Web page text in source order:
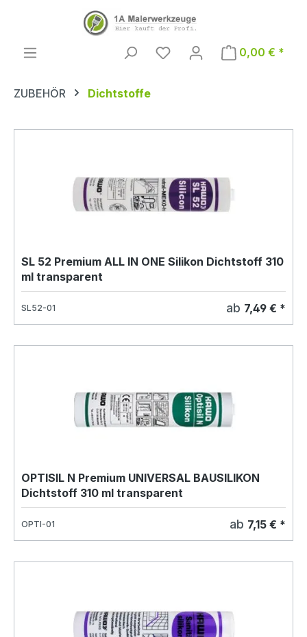
Zum Hauptinhalt springen
0,00 € *
ZUBEHÖR Dichtstoffe
SL 52 Premium ALL IN ONE Silikon Dichtstoff 310
ml transparent
SL52-01 ab 7,49 € *
OPTISIL N Premium UNIVERSAL BAUSILIKON
Dichtstoff 310 ml transparent
OPTI-01 ab 7,15 € *